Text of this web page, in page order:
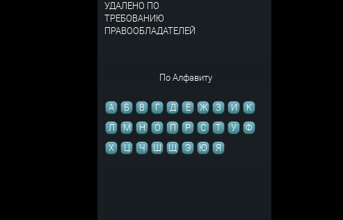
УДАЛЕНО ПО
ТРЕБОВАНИЮ
ПРАВООБЛАДАТЕЛЕЙ
По Алфавиту
А Б В Г Д Е Ж З И
К
Л
М Н О П Р С Т У
Ф
Х
Ц Ч Ш Щ Э Ю Я